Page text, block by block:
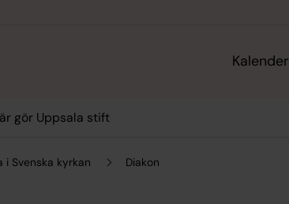
Kalender
gör Uppsala stift
i Svenska kyrkan Diakon